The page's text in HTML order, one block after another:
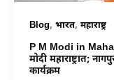
Blog, भारत, महाराष्ट्र
P M Modi in
मोदी महाराष्ट्रात;
कार्यक्रम